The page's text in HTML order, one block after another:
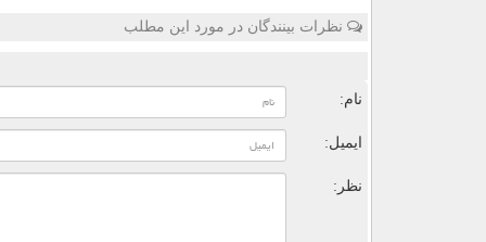
نظرات بینندگان در مورد این مطلب
نام:
ایمیل:
نظر: